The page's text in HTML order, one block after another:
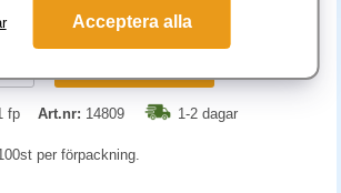
99.90 kr (inkl. moms)
fp Art.nr: 14809 1-2 dagar
per förpackning.
Acceptera alla